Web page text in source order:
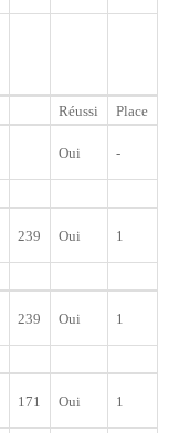
Réussi
Place
Oui -
239 Oui 1
239 Oui 1
171 Oui 1